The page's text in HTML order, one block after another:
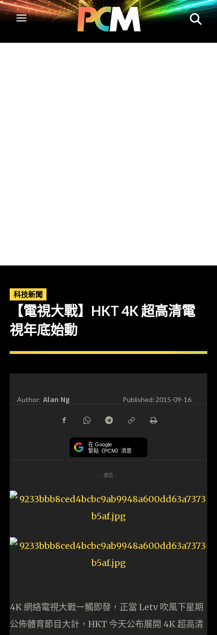
科技新聞
【電視大戰】HKT 4K 超高清電
視年底始動
Author: Alan Ng Published:2015-09-16
在 Google
緊貼《PCM》消息
- 廣告 -
4K 網絡電視大戰一觸即發，正當 Letv 吹風下星期
公佈體育節目大計，HKT 今天公布展開 4K 超高清